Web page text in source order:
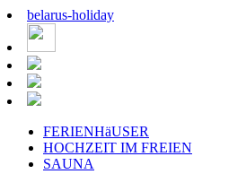
belarus-holiday
FERIENHäUSER
HOCHZEIT IM FREIEN
SAUNA